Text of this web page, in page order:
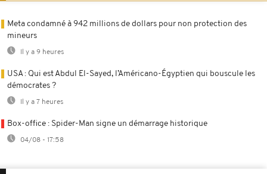
Meta condamné à 942 millions de dollars pour non protection des
mineurs
Il y a 9 heures
USA : Qui est Abdul El-Sayed, l’Américano-Égyptien qui bouscule les
démocrates ?
Il y a 7 heures
Box-office : Spider-Man signe un démarrage historique
04/08 - 17:58